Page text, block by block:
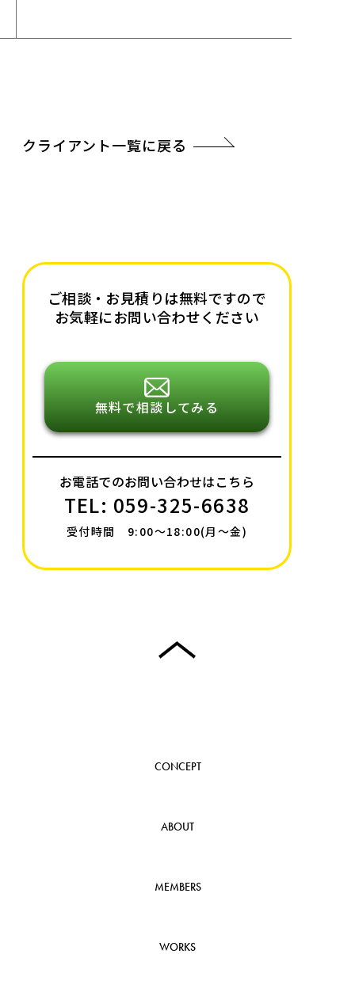
クライアント一覧に戻る
ご相談・お見積りは無料ですので
お気軽にお問い合わせください
無料で相談してみる
お電話でのお問い合わせはこちら
TEL: 059-325-6638
受付時間 9:00〜18:00(月〜金)
CONCEPT
ABOUT
MEMBERS
WORKS